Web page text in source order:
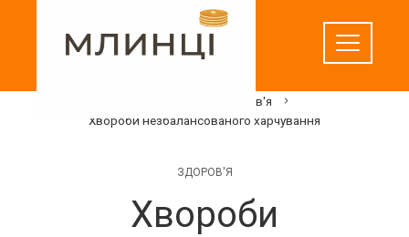
Здоров'я
Хвороби незбалансованого харчування
ЗДОРОВ'Я
Хвороби